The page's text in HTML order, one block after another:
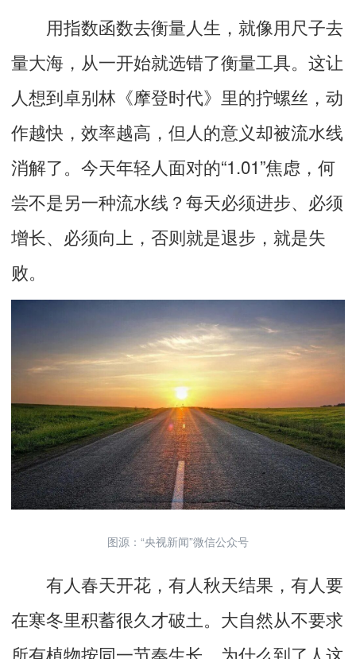
用指数函数去衡量人生，就像用尺子去
量大海， 从一开始就选错了衡量工具。这让
人想到卓别林《摩登时代》里的拧螺丝，动
作越快，效率越高， 但人的意义却被流水线
消解了。今天年轻人面对的“1.01”焦虑，何
尝不是另一种流水线？每天必须进步、必须
增长、必须向上，否则就是退步，就是失
败。
图源：“央视新闻”微信公众号
有人春天开花，有人秋天结果，有人要
在寒冬里积蓄很久才破土。大自然从不要求
所有植物按同一节奏生长，为什么到了人这